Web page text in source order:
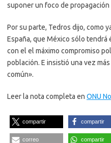
suponer un foco de propagación
Por su parte, Tedros dijo, como
España, que México sólo
con el el máximo compromiso
población. E insistió una vez
común».
Leer la nota completa en ONU
compartir compartir
correo compartir